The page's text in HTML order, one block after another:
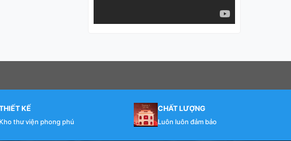
KẾ
thư viện phong phú
CHẤT LƯỢNG
Luôn luôn đảm bảo